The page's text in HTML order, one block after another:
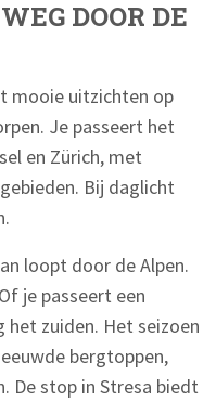
DOOR DE
mooie uitzichten op
Je passeert het
en Zürich, met
Bij daglicht
loopt door de Alpen.
je passeert een
zuiden. Het seizoen
bergtoppen,
De stop in Stresa biedt